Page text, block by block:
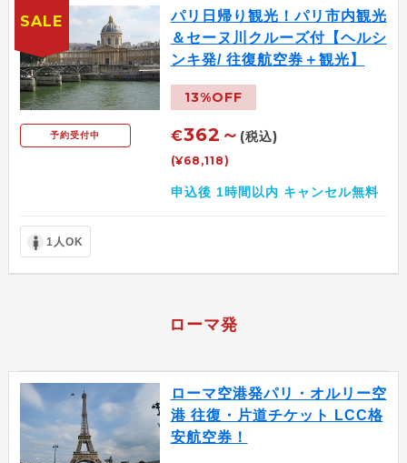
予約受付中
パリ日帰り観光！パリ市内観光
＆セーヌ川クルーズ付【ヘルシ
ンキ発/ 往復航空券＋観光】
13%OFF
€362～ (税込)
(¥68,118)
申込後 1時間以内 キャンセル無料
1人OK
SALE
ローマ発
ローマ空港発パリ・オルリー空
港 往復・片道チケット LCC格
安航空券！